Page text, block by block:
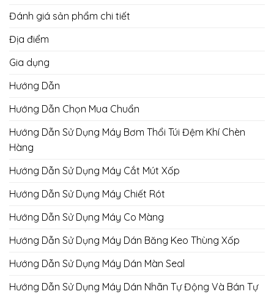
Đánh giá sản phẩm chi tiết
Địa điểm
Gia dụng
Hướng Dẫn
Hướng Dẫn Chọn Mua Chuẩn
Hướng Dẫn Sử Dụng Máy Bơm Thổi Túi Đệm Khí Chèn
Hàng
Hướng Dẫn Sử Dụng Máy Cắt Mút Xốp
Hướng Dẫn Sử Dụng Máy Chiết Rót
Hướng Dẫn Sử Dụng Máy Co Màng
Hướng Dẫn Sử Dụng Máy Dán Băng Keo Thùng Xốp
Hướng Dẫn Sử Dụng Máy Dán Màn Seal
Hướng Dẫn Sử Dụng Máy Dán Nhãn Tự Động Và Bán Tự